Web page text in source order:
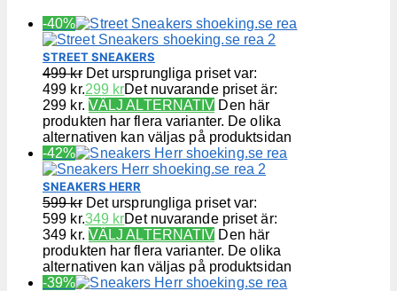
-40%
STREET SNEAKERS
499kr Det ursprungliga priset var:
499 kr.299 krDet nuvarande priset är:
299 kr. VÄLJ ALTERNATIV Den här
produkten har flera varianter. De olika
alternativen kan väljas på produktsidan
-42%
SNEAKERS HERR
599kr Det ursprungliga priset var:
599 kr.349 krDet nuvarande priset är:
349 kr. VÄLJ ALTERNATIV Den här
produkten har flera varianter. De olika
alternativen kan väljas på produktsidan
-39%